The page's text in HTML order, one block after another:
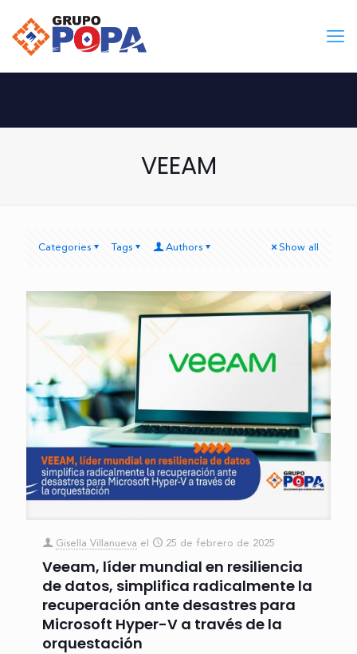
VEEAM
Categories Tags Authors Show all
Gisella Villanueva el 25 de febrero de 2025
Veeam, líder mundial en resiliencia
de datos, simplifica radicalmente la
recuperación ante desastres para
Microsoft Hyper-V a través de la
orquestación